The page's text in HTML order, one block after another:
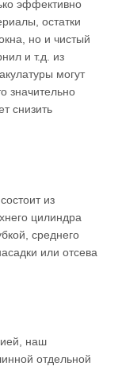
эффективно
остатки
но и чистый
и т.д. из
могут
значительно
снизить
из
цилиндра
среднего
или отсева
наш
отдельной